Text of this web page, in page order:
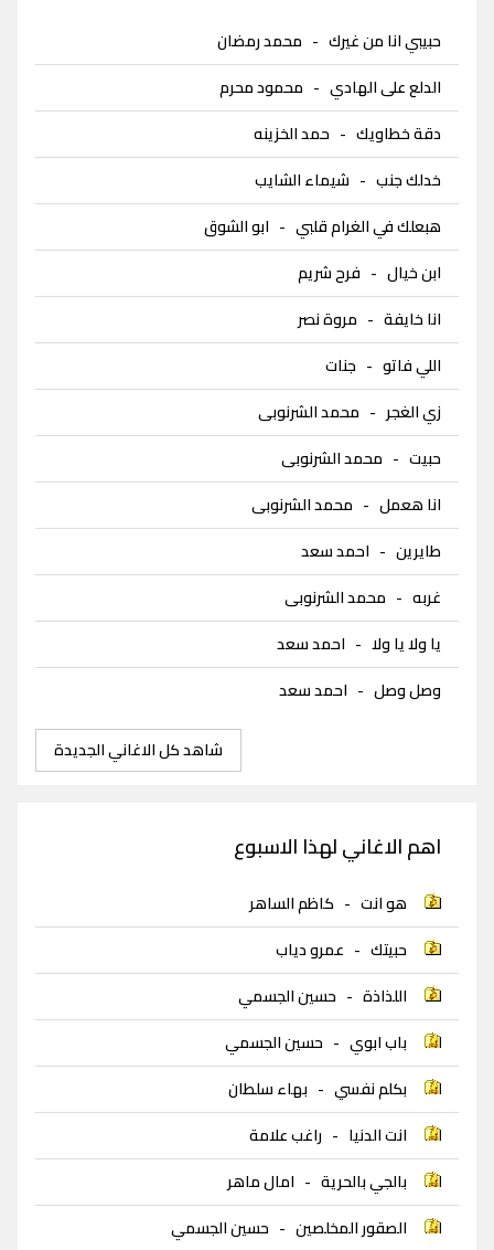
حبيبي انا من غيرك - محمد رمضان
الدلع على الهادي - محمود محرم
دقة خطاويك - حمد الخزينه
خدلك جنب - شيماء الشايب
هبعلك في الغرام قلبي - ابو الشوق
ابن خيال - فرح شريم
انا خايفة - مروة نصر
اللي فاتو - جنات
زي الغجر- محمد الشرنوبى
حبيت - محمد الشرنوبى
انا هعمل - محمد الشرنوبى
طايرين - احمد سعد
غربه - محمد الشرنوبى
يا ولا يا ولا - احمد سعد
وصل وصل - احمد سعد
شاهد كل الاغاني الجديدة
اهم الاغاني لهذا الاسبوع
هو انت - كاظم الساهر
حبيتك - عمرو دياب
اللذاذة - حسين الجسمي
باب ابوي - حسين الجسمي
بكلم نفسي - بهاء سلطان
انت الدنيا - راغب علامة
بالجي بالحرية - امال ماهر
الصقور المخلصين - حسين الجسمي